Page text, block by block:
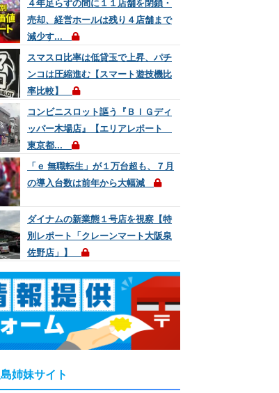
４年足らずの間に１１店舗を閉鎖・
売却、経営ホールは残り４店舗まで
減少す...
スマスロ比率は低貸玉で上昇、パチ
ンコは圧縮進む【スマート遊技機比
率比較】
コンビニスロット謳う『ＢＩＧディ
ッパー木場店』【エリアレポート
東京都...
「ｅ 無職転生」が１万台超も、７月
の導入台数は前年から大幅減
ダイナムの新業態１号店を視察【特
別レポート「クレーンマート大阪泉
佐野店」】
姉妹サイト